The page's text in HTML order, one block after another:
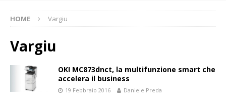
HOME Vargiu
Vargiu
OKI MC873dnct, la multifunzione smart che
accelera il business
19 Febbraio 2016 Daniele Preda